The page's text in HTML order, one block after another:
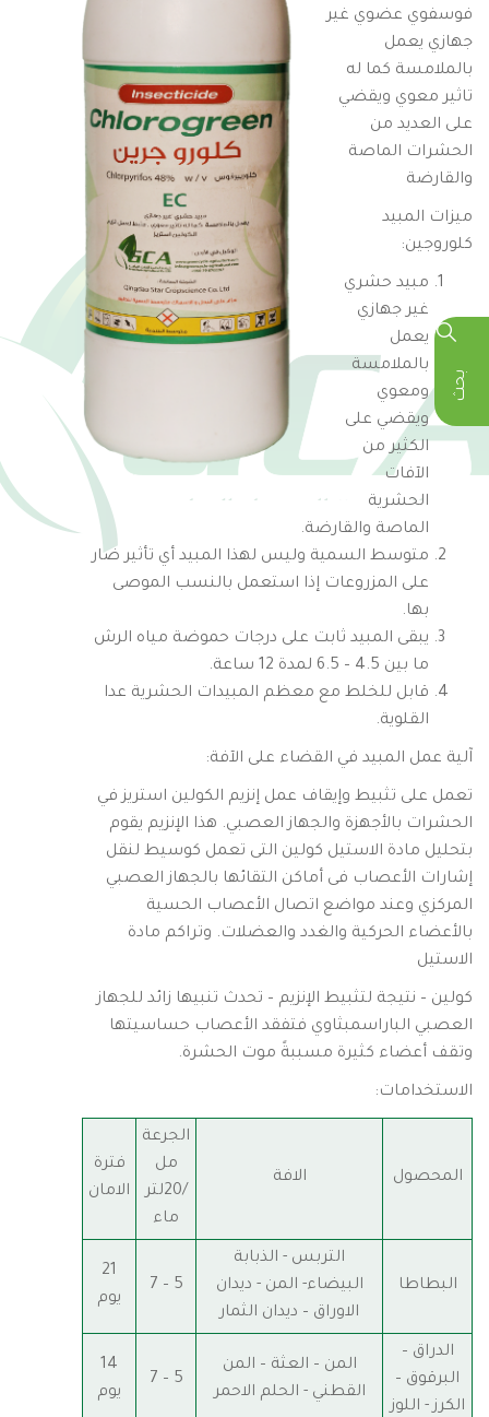
بحث
فوسفوي عضوي غير
جهازي يعمل
بالملامسة كما له
تاثير معوي ويقضي
على العديد من
الحشرات الماصة
والقارضة
ميزات المبيد
كلوروجين:
مبيد حشري
غير جهازي
يعمل
بالملامسة
ومعوي
ويقضي على
الكثير من
الآفات
الحشرية
الماصة والقارضة.
متوسط السمية وليس لهذا المبيد أي تأثير ضار
على المزروعات إذا استعمل بالنسب الموصى
بها.
يبقى المبيد ثابت على درجات حموضة مياه الرش
ما بين 4.5 – 6.5 لمدة 12 ساعة.
قابل للخلط مع معظم المبيدات الحشرية عدا
القلوية.
آلية عمل المبيد في القضاء على الآفة:
تعمل على تثبيط وإيقاف عمل إنزيم الكولين استريز في
الحشرات بالأجهزة والجهاز العصبي. هذا الإنزيم يقوم
بتحليل مادة الاستيل كولين التى تعمل كوسيط لنقل
إشارات الأعصاب فى أماكن التقائها بالجهاز العصبي
المركزي وعند مواضع اتصال الأعصاب الحسية
بالأعضاء الحركية والغدد والعضلات. وتراكم مادة
الاستيل
كولين – نتيجة لتثبيط الإنزيم – تحدث تنبيها زائد للجهاز
العصبي الباراسمبثاوي فتفقد الأعصاب حساسيتها
وتقف أعضاء كثيرة مسببةً موت الحشرة.
الاستخدامات:
المحصول الافة
الجرعة
مل
/20لتر
ماء
فترة
الامان
البطاطا
التربس - الذبابة
البيضاء- المن - ديدان
الاوراق – ديدان الثمار
5 – 7
21
يوم
الدراق –
البرقوق –
الكرز - اللوز
المن – العثة – المن
القطني - الحلم الاحمر
5 – 7
14
يوم